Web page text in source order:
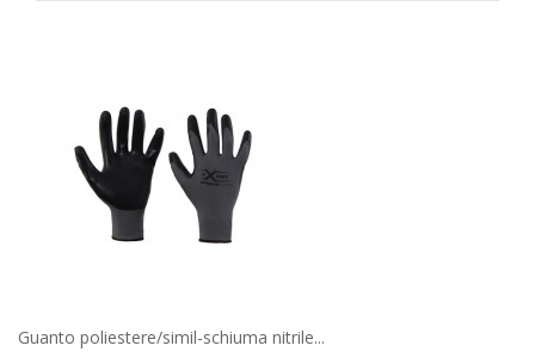
Guanto poliestere/simil-schiuma nitrile...